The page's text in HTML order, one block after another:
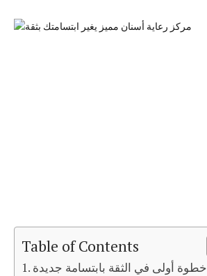
Table of Contents
خطوة أولى في الثقة بابتسامة جديدة